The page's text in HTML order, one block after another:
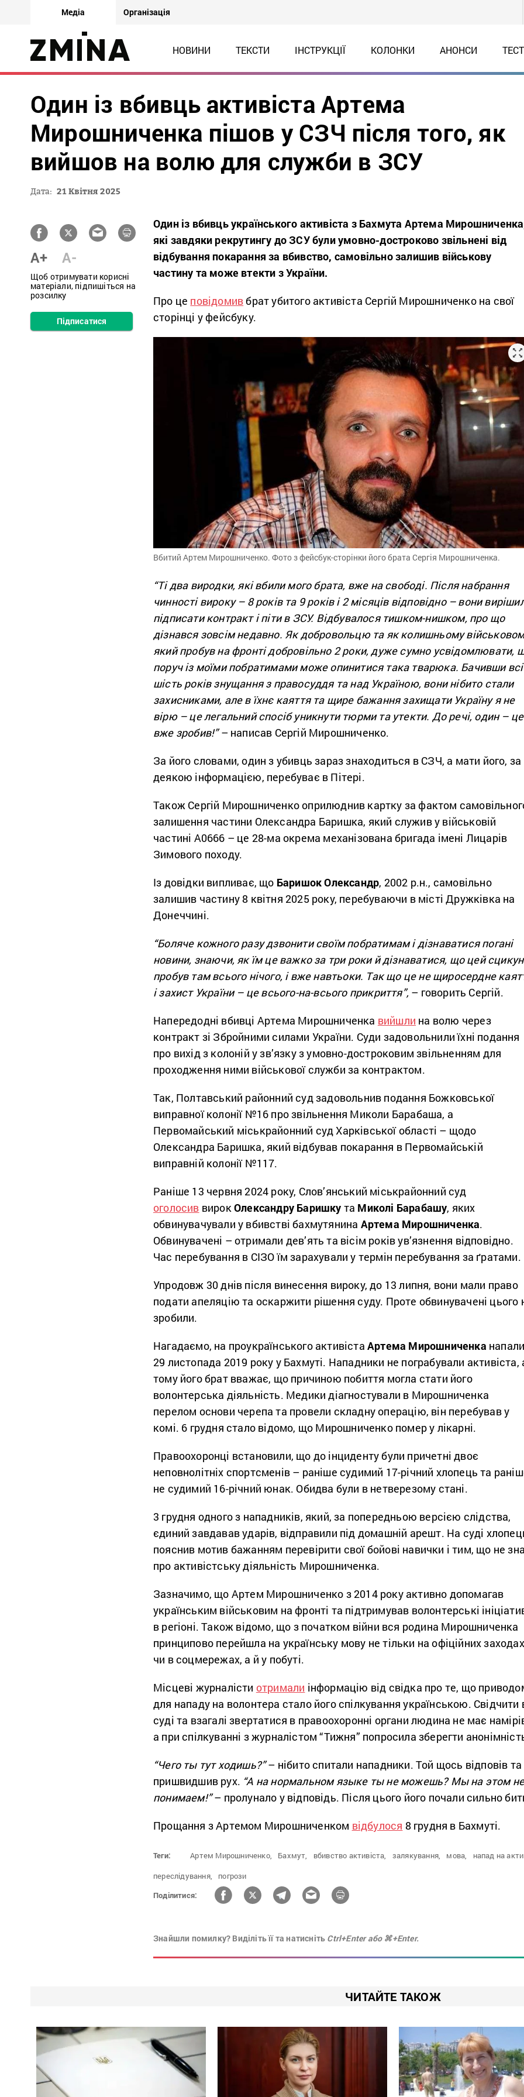
Медіа Організація
НОВИНИ ТЕКСТИ ІНСТРУКЦІЇ КОЛОНКИ АНОНСИ
Один із вбивць активіста Артема
Мирошниченка пішов у СЗЧ після того, як
вийшов на волю для служби в ЗСУ
Дата: 21 Квітня 2025
A+ A-
Щоб отримувати корисні
матеріали, підпишіться на
розсилку
Підписатися
Один із вбивць українського активіста з Бахмута Артема
які завдяки рекрутингу до ЗСУ були умовно-достроково звільнені від
відбування покарання за вбивство, самовільно залишив військову
частину та може втекти з України.
Про це повідомивбрат убитого активіста Сергій Мирошниченко на свої
сторінці у фейсбуку.
Вбитий Артем Мирошниченко. Фото з фейсбук-сторінки його брата Сергія Мирошниченка.
“Ті два виродки, які вбили мого брата, вже на свободі. Після набрання
чинності вироку – 8 років та 9 років і 2 місяців відповідно – вони
підписати контракт і піти в ЗСУ. Відбувалося тишком-нишком, про що
дізнався зовсім недавно. Як добровольцю та як колишньому
який пробув на фронті добровільно 2 роки, дуже сумно усвідомлювати,
поруч із моїми побратимами може опинитися така тварюка. Бачивши всі
шість років знущання з правосуддя та над Україною, вони нібито стали
захисниками, але в їхнє каяття та щире бажання захищати Україну я не
вірю – це легальний спосіб уникнути тюрми та утекти. До речі, один – це
вже зробив!”– написав Сергій Мирошниченко.
За його словами, один з убивць зараз знаходиться в СЗЧ, а мати його, за
деякою інформацією, перебуває в Пітері.
Також Сергій Мирошниченко оприлюднив картку за фактом
залишення частини Олександра Баришка, який служив у військовій
частині А0666 – це 28-ма окрема механізована бригада імені Лицарів
Зимового походу.
Із довідки випливає, що Баришок Олександр, 2002 р.н., самовільно
залишив частину 8 квітня 2025 року, перебуваючи в місті Дружківка на
Донеччині.
“Боляче кожного разу дзвонити своїм побратимам і дізнаватися погані
новини, знаючи, як їм це важко за три роки й дізнаватися, що цей сцикун
пробув там всього нічого, і вже навтьоки. Так що це не щиросердне
і захист України – це всього-на-всього прикриття”, – говорить Сергій.
Напередодні вбивці Артема Мирошниченка вийшли на волю через
контракт зі Збройними силами України. Суди задовольнили їхні подання
про вихід з колоній у зв’язку з умовно-достроковим звільненням для
проходження ними військової служби за контрактом.
Так, Полтавський районний суд задовольнив подання Божковської
виправної колонії №16 про звільнення Миколи Барабаша, а
Первомайський міськрайонний суд Харківської області – щодо
Олександра Баришка, який відбував покарання в Первомайській
виправній колонії №117.
Раніше 13 червня 2024 року, Слов’янський міськрайонний суд
оголосив вирокОлександру Баришку та Миколі Барабашу, яких
обвинувачували у вбивстві бахмутянина Артема Мирошниченка.
Обвинувачені – отримали дев’ять та вісім років ув’язнення відповідно.
Час перебування в СІЗО їм зарахували у термін перебування за ґратами.
Упродовж 30 днів після винесення вироку, до 13 липня, вони мали право
подати апеляцію та оскаржити рішення суду. Проте обвинувачені цього
зробили.
Нагадаємо, на проукраїнського активіста Артема Мирошниченка
29 листопада 2019 року у Бахмуті. Нападники не пограбували активіста,
тому його брат вважає, що причиною побиття могла стати його
волонтерська діяльність. Медики діагностували в Мирошниченка
перелом основи черепа та провели складну операцію, він перебував у
комі. 6 грудня стало відомо, що Мирошниченко помер у лікарні.
Правоохоронці встановили, що до інциденту були причетні двоє
неповнолітніх спортсменів – раніше судимий 17-річний хлопець та
не судимий 16-річний юнак. Обидва були в нетверезому стані.
3 грудня одного з нападників, який, за попередньою версією слідства,
єдиний завдавав ударів, відправили під домашній арешт. На суді
пояснив мотив бажанням перевірити свої бойові навички і тим, що не
про активістську діяльність Мирошниченка.
Зазначимо, що Артем Мирошниченко з 2014 року активно допомагав
українським військовим на фронті та підтримував волонтерські
в регіоні. Також відомо, що з початком війни вся родина Мирошниченка
принципово перейшла на українську мову не тільки на офіційних заходах
чи в соцмережах, а й у побуті.
Місцеві журналісти отримали інформацію від свідка про те, що
для нападу на волонтера стало його спілкування українською. Свідчити
суді та взагалі звертатися в правоохоронні органи людина не має
а при спілкуванні з журналістом “Тижня” попросила зберегти
“Чего ты тут ходишь?”– нібито спитали нападники. Той щось відповів та
пришвидшив рух. “А на нормальном языке ты не можешь? Мы на этом
понимаем!”– пролунало у відповідь. Після цього його почали сильно
Прощання з Артемом Мирошниченком відбулося 8 грудня в Бахмуті.
Теги: Артем Мирошниченко, Бахмут, вбивство активіста, залякування, мова,
напад на
переслідування,
погрози
Поділитися:
Знайшли помилку? Виділіть її та натисніть Ctrl+Enter або ⌘+Enter.
ЧИТАЙТЕ ТАКОЖ